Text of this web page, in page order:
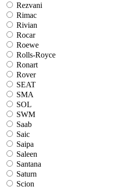
Rezvani
Rimac
Rivian
Rocar
Roewe
Rolls-Royce
Ronart
Rover
SEAT
SMA
SOL
SWM
Saab
Saic
Saipa
Saleen
Santana
Saturn
Scion